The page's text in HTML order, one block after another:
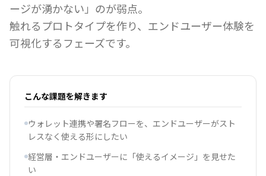
ージが湧かない」のが弱点。
触れるプロトタイプを作り、エンドユーザー体験を
可視化するフェーズです。
こんな課題を解きます
ウォレット連携や署名フローを、エンドユーザーがスト
レスなく使える形にしたい
経営層・エンドユーザーに「使えるイメージ」を見せた
い